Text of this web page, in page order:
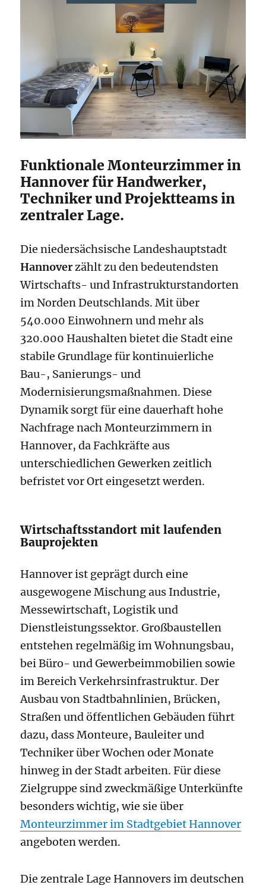
Funktionale Monteurzimmer in
Hannover für Handwerker,
Techniker und Projektteams in
zentraler Lage.
Die niedersächsische Landeshauptstadt
Hannoverzählt zu den bedeutendsten
Wirtschafts- und Infrastrukturstandorten
im Norden Deutschlands. Mit über
540.000 Einwohnern und mehr als
320.000 Haushalten bietet die Stadt eine
stabile Grundlage für kontinuierliche
Bau-, Sanierungs- und
Modernisierungsmaßnahmen. Diese
Dynamik sorgt für eine dauerhaft hohe
Nachfrage nach Monteurzimmern in
Hannover, da Fachkräfte aus
unterschiedlichen Gewerken zeitlich
befristet vor Ort eingesetzt werden.
Wirtschaftsstandort mit laufenden
Bauprojekten
Hannover ist geprägt durch eine
ausgewogene Mischung aus Industrie,
Messewirtschaft, Logistik und
Dienstleistungssektor. Großbaustellen
entstehen regelmäßig im Wohnungsbau,
bei Büro- und Gewerbeimmobilien sowie
im Bereich Verkehrsinfrastruktur. Der
Ausbau von Stadtbahnlinien, Brücken,
Straßen und öffentlichen Gebäuden führt
dazu, dass Monteure, Bauleiter und
Techniker über Wochen oder Monate
hinweg in der Stadt arbeiten. Für diese
Zielgruppe sind zweckmäßige Unterkünfte
besonders wichtig, wie sie über
Monteurzimmer im Stadtgebiet Hannover
angeboten werden.
Die zentrale Lage Hannovers im deutschen